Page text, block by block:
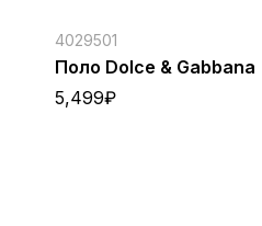
4029501
Поло Dolce & Gabbana
5,499₽